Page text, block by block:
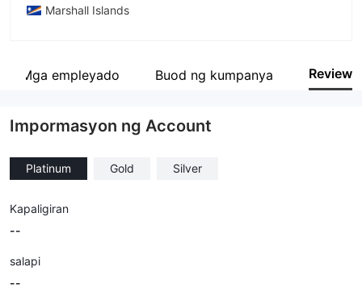
Marshall Islands
Kumpanya
Mga empleyado Buod ng kumpanya Review
Impormasyon ng Account
Platinum Gold Silver
Kapaligiran
--
salapi
--